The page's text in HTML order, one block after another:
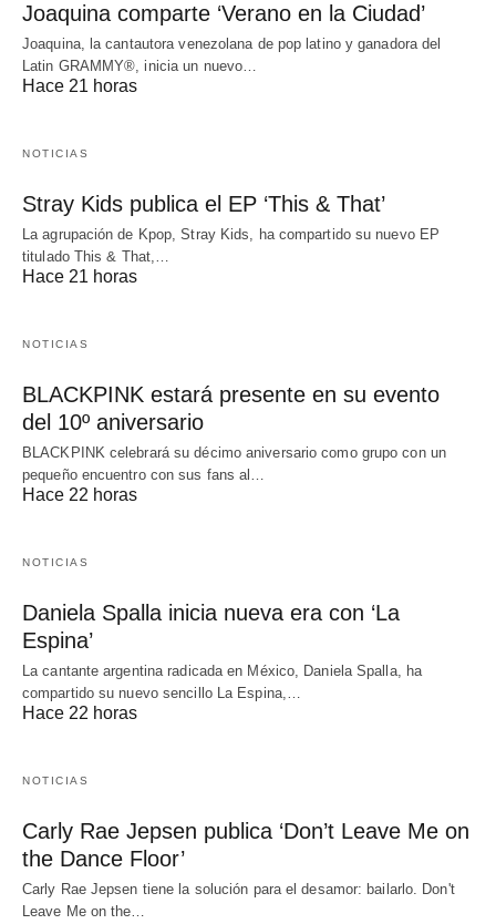
Joaquina comparte ‘Verano en la Ciudad’
Joaquina, la cantautora venezolana de pop latino y ganadora del
Latin GRAMMY®, inicia un nuevo…
Hace 21 horas
NOTICIAS
Stray Kids publica el EP ‘This & That’
La agrupación de Kpop, Stray Kids, ha compartido su nuevo EP
titulado This & That,…
Hace 21 horas
NOTICIAS
BLACKPINK estará presente en su evento
del 10º aniversario
BLACKPINK celebrará su décimo aniversario como grupo con un
pequeño encuentro con sus fans al…
Hace 22 horas
NOTICIAS
Daniela Spalla inicia nueva era con ‘La
Espina’
La cantante argentina radicada en México, Daniela Spalla, ha
compartido su nuevo sencillo La Espina,…
Hace 22 horas
NOTICIAS
Carly Rae Jepsen publica ‘Don’t Leave Me on
the Dance Floor’
Carly Rae Jepsen tiene la solución para el desamor: bailarlo. Don't
Leave Me on the…